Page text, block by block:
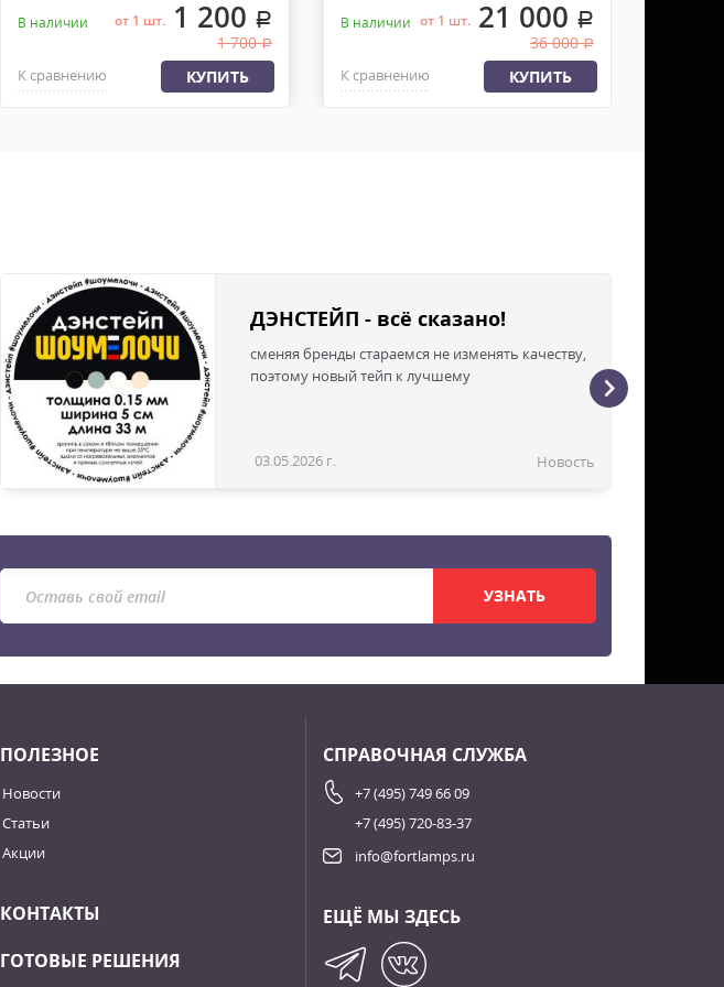
В наличии от 1 шт.1 200 .
1 700.
К сравнению КУПИТЬ
В наличии от 1 шт. 21 000 .
36 000.
К сравнению КУПИТЬ
ДЭНСТЕЙП - всё сказано!
сменяя бренды стараемся не изменять качеству,
поэтому новый тейп к лучшему
03.05.2026 г. Новость
УЗНАТЬ
ПОЛЕЗНОЕ
Новости
Статьи
Акции
КОНТАКТЫ
ГОТОВЫЕ РЕШЕНИЯ
СПРАВОЧНАЯ СЛУЖБА
+7 (495) 749 66 09
+7 (495) 720-83-37
info@fortlamps.ru
ЕЩЁ МЫ ЗДЕСЬ